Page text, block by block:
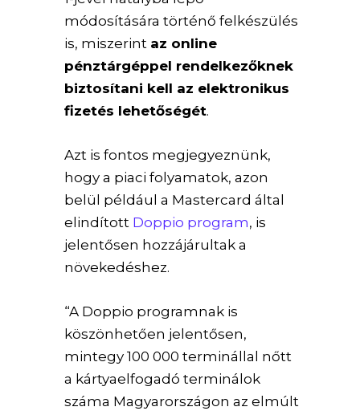
módosítására történő felkészülés
is, miszerint az online
pénztárgéppel rendelkezőknek
biztosítani kell az elektronikus
fizetés lehetőségét.
Azt is fontos megjegyeznünk,
hogy a piaci folyamatok, azon
belül például a Mastercard által
elindított Doppio program, is
jelentősen hozzájárultak a
növekedéshez.
“A Doppio programnak is
köszönhetően jelentősen,
mintegy 100 000 terminállal nőtt
a kártyaelfogadó terminálok
száma Magyarországon az elmúlt